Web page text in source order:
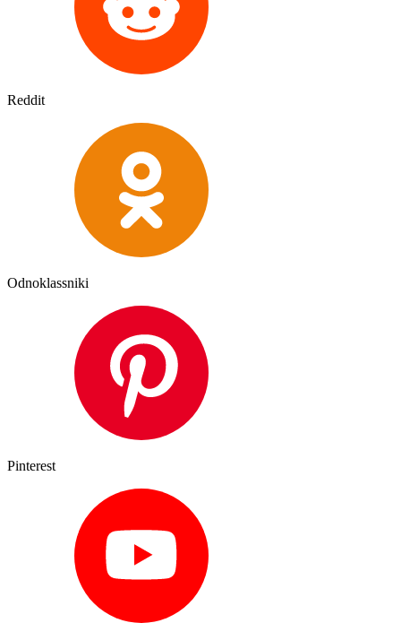
Reddit
Odnoklassniki
Pinterest